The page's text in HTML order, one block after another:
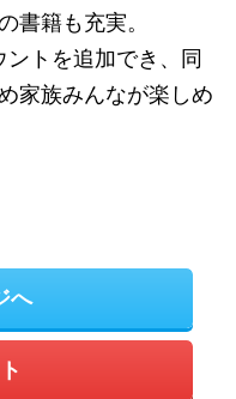
書籍も充実。
トを追加でき、同
家族みんなが楽しめ
へ